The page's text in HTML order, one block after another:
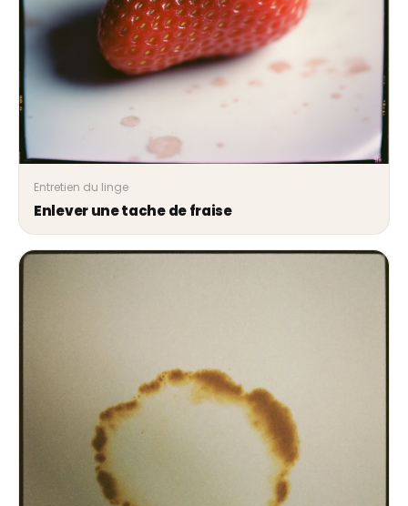
Entretien du linge
Enlever une tache de fraise